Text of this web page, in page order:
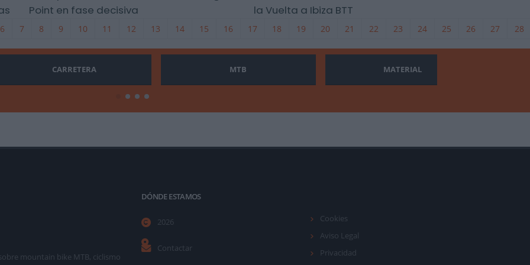
Point en fase decisiva
la Vuelta a Ibiza BTT
6 7 8 9 10 11 12 13 14 15 16 17 18 19 20 21 22 23 24 25 26 27 28
CARRETERA MTB MATERIAL
mountain bike MTB, ciclismo
DÓNDE ESTAMOS
2026
Contactar
Cookies
Aviso Legal
Privacidad